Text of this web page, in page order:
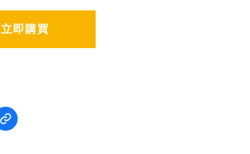
立即購買